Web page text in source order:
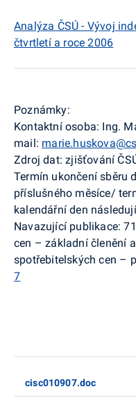
Analýza ČSÚ - Vývoj
čtvrtletí a roce 2006
Poznámky:
Kontaktní osoba: Ing.
mail:
Zdroj dat: zjišťování
Termín ukončení sběru
příslušného měsíce/
kalendářní den
Navazující publikace:
cen – základní členění
spotřebitelských cen –
7
cisc010907.doc